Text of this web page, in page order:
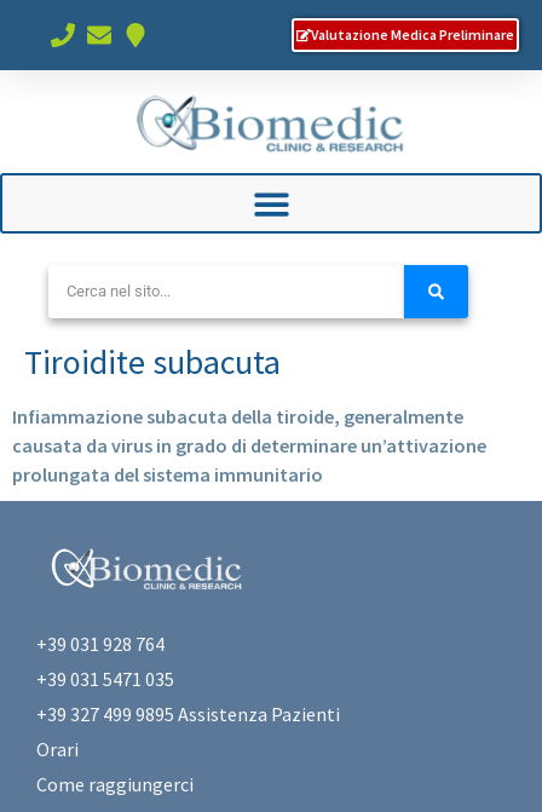
Valutazione Medica Preliminare
Tiroidite subacuta
Infiammazione subacuta della tiroide, generalmente
causata da virus in grado di determinare un’attivazione
prolungata del sistema immunitario
+39 031 928 764
+39 031 5471 035
+39 327 499 9895 Assistenza Pazienti
Orari
Come raggiungerci